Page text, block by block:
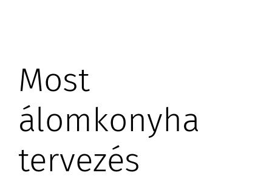
Most
álomkonyha
tervezés